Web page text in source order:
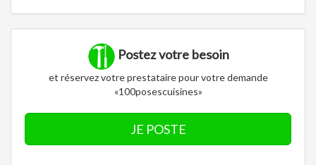
Postez votre besoin
et réservez votre prestataire pour votre demande
«100posescuisines»
JE POSTE